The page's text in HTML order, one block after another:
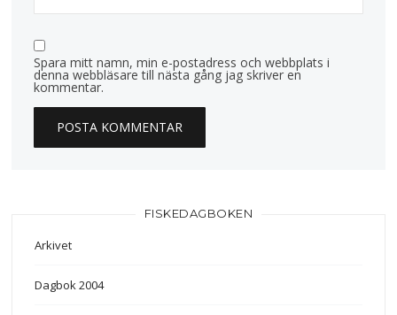
Spara mitt namn, min e-postadress och webbplats i
denna webbläsare till nästa gång jag skriver en
kommentar.
FISKEDAGBOKEN
Arkivet
Dagbok 2004